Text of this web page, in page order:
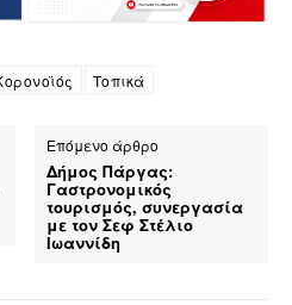
Τοπικά
Επόμενο άρθρο
Δήμος Πάργας:
Γαστρονομικός
τουρισμός, συνεργασία
με τον Σεφ Στέλιο
Ιωαννίδη